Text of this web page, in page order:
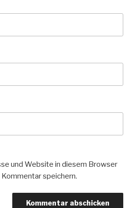
und Website in diesem Browser
speichern.